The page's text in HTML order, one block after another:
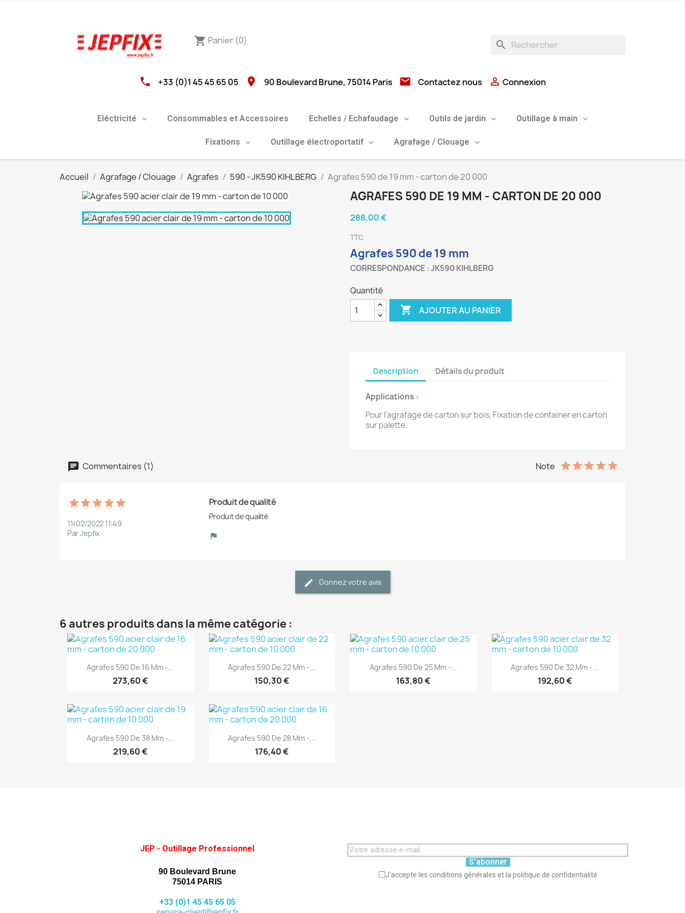
search
shopping_cart Panier (0)
phone +33 (0)1 45 45 65 05 location_on 90 Boulevard Brune, 75014 Paris email Contactez nous  Connexion
Eléctricité Consommables et Accessoires Echelles / Echafaudage Outils de jardin Outillage à main
Fixations Outillage électroportatif Agrafage / Clouage
Accueil Agrafage / Clouage Agrafes 590 - JK590 KIHLBERG Agrafes 590 de 19 mm - carton de 20 000
AGRAFES 590 DE 19 MM - CARTON DE 20 000
288,00 €
TTC
Agrafes 590 de 19 mm
CORRESPONDANCE : JK590 KIHLBERG
Quantité
 AJOUTER AU PANIER
Description Détails du produit
Applications :
Pour l’agrafage de carton sur bois, Fixation de container en carton
sur palette.
Commentaires (1) Note
11/02/2022 11:49
Par Jepfix
Produit de qualité
Produit de qualité
Donnez votre avis
6 autres produits dans la même catégorie :
Aperçu rapide
Agrafes 590 De 16 Mm -...
273,60 €
(1)
Aperçu rapide
Agrafes 590 De 22 Mm -...
150,30 €
(1)
Aperçu rapide
Agrafes 590 De 25 Mm -...
163,80 €
(1)
Aperçu rapide
Agrafes 590 De 32 Mm -...
192,60 €
(1)
Aperçu rapide
Agrafes 590 De 38 Mm -...
219,60 €
(1)
Aperçu rapide
Agrafes 590 De 28 Mm -...
176,40 €
(1)
JEP - Outillage Professionnel
90 Boulevard Brune
75014 PARIS
+33 (0)1 45 45 65 05
S’abonner
J'accepte les conditions générales et la politique de confidentialité